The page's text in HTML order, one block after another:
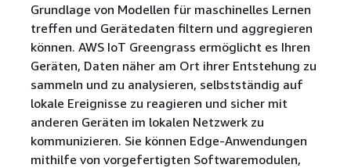
Grundlage von Modellen für maschinelles Lernen
treffen und Gerätedaten filtern und aggregieren
können. AWS IoT Greengrass ermöglicht es Ihren
Geräten, Daten näher am Ort ihrer Entstehung zu
sammeln und zu analysieren, selbstständig auf
lokale Ereignisse zu reagieren und sicher mit
anderen Geräten im lokalen Netzwerk zu
kommunizieren. Sie können Edge-Anwendungen
mithilfe von vorgefertigten Softwaremodulen,